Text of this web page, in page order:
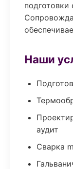
подготовки
Наши
аудит
Сварка